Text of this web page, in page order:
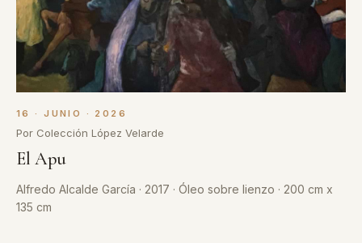
16 · JUNIO · 2026
Por Colección López Velarde
El Apu
Alfredo Alcalde García · 2017 · Óleo sobre lienzo · 200 cm x
135 cm